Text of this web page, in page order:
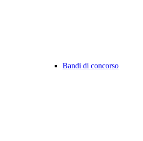
Bandi di concorso